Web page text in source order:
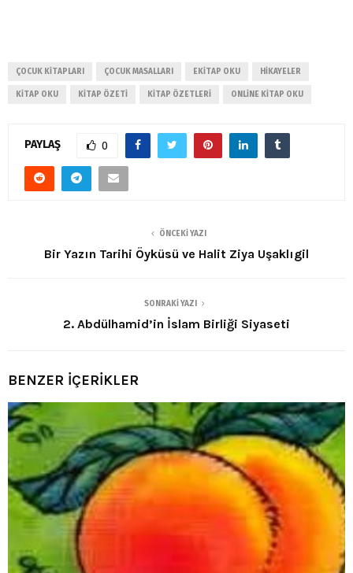
ÇOCUK KITAPLARI ÇOCUK MASALLARI EKITAP OKU HIKAYELER
KITAP OKU KITAP ÖZETI KITAP ÖZETLERI ONLINE KITAP OKU
PAYLAŞ 0
ÖNCEKI YAZI
Bir Yazın Tarihi Öyküsü ve Halit Ziya Uşaklıgil
SONRAKI YAZI
2. Abdülhamid’in İslam Birliği Siyaseti
BENZER İÇERİKLER